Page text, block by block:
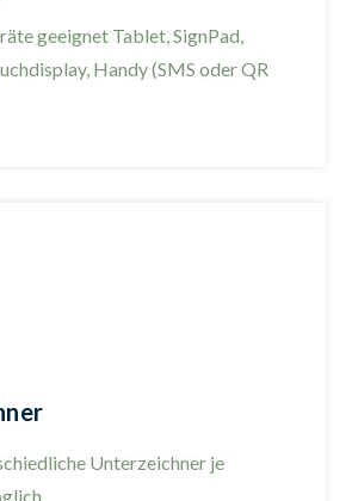
geeignet Tablet, SignPad,
Handy (SMS oder QR
Unterzeichner je